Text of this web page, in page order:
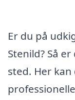
Er du på
Stenild? Så
sted. Her